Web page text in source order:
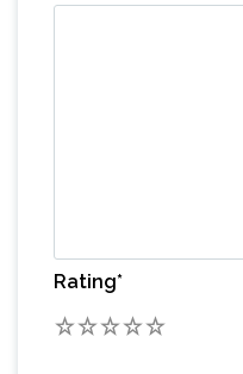
Rating*
5
4
3
2